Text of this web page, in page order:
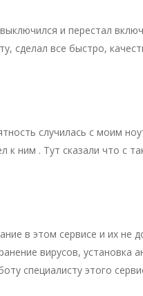
и перестал
сделал все быстро,
случилась с моим
к ним . Тут сказали что с
в этом сервисе и их не
вирусов, установка
специалисту этого